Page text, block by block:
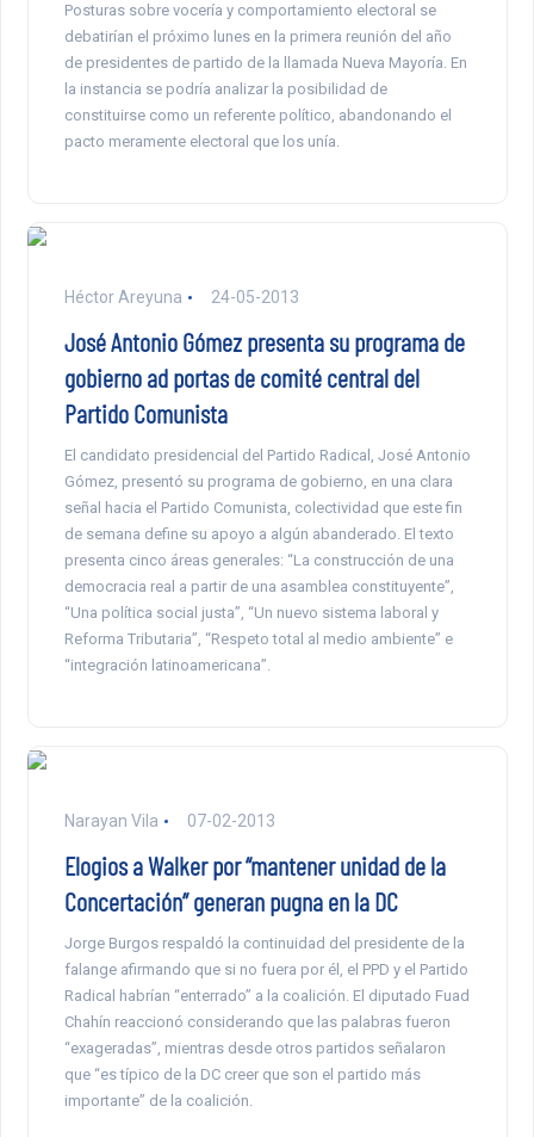
Posturas sobre vocería y comportamiento electoral se
debatirían el próximo lunes en la primera reunión del año
de presidentes de partido de la llamada Nueva Mayoría. En
la instancia se podría analizar la posibilidad de
constituirse como un referente político, abandonando el
pacto meramente electoral que los unía.
Héctor Areyuna 24-05-2013
José Antonio Gómez presenta su programa de
gobierno ad portas de comité central del
Partido Comunista
El candidato presidencial del Partido Radical, José Antonio
Gómez, presentó su programa de gobierno, en una clara
señal hacia el Partido Comunista, colectividad que este fin
de semana define su apoyo a algún abanderado. El texto
presenta cinco áreas generales: “La construcción de una
democracia real a partir de una asamblea constituyente”,
“Una política social justa”, “Un nuevo sistema laboral y
Reforma Tributaria”, “Respeto total al medio ambiente” e
“integración latinoamericana”.
Narayan Vila 07-02-2013
Elogios a Walker por “mantener unidad de la
Concertación” generan pugna en la DC
Jorge Burgos respaldó la continuidad del presidente de la
falange afirmando que si no fuera por él, el PPD y el Partido
Radical habrían “enterrado” a la coalición. El diputado Fuad
Chahín reaccionó considerando que las palabras fueron
“exageradas”, mientras desde otros partidos señalaron
que “es típico de la DC creer que son el partido más
importante” de la coalición.